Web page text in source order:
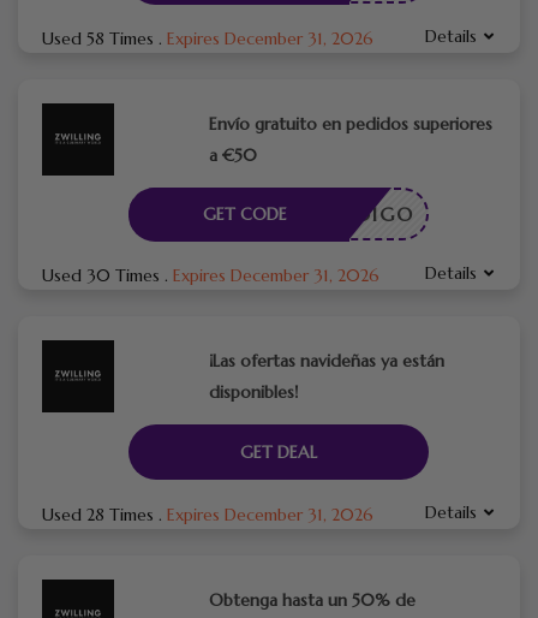
Used 58 Times . Expires December 31, 2026 Details
Envío gratuito en pedidos superiores
a €50
CÓDIGO
GET CODE
Used 30 Times . Expires December 31, 2026 Details
¡Las ofertas navideñas ya están
disponibles!
GET DEAL
Used 28 Times . Expires December 31, 2026 Details
Obtenga hasta un 50% de